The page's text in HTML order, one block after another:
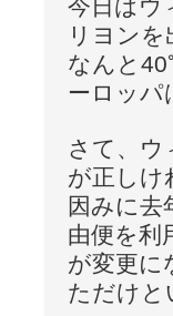
今日はウ
リヨン
なんと
ーロッパ
さて、ウ
が正しけ
因みに去
由便を利
が変更に
ただけと